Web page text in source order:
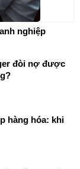
nghiệp
đòi nợ được
hàng hóa: khi